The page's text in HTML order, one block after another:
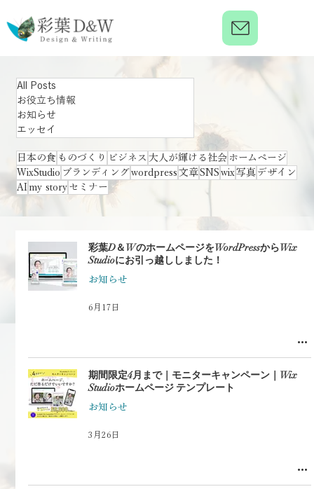
All Posts
お役立ち情報
お知らせ
エッセイ
日本の食 ものづくり ビジネス 大人が輝ける社会 ホームページ
WixStudio ブランディングwordpress 文章SNS wix写真 デザイン
AI
my story セミナー
彩葉D＆WのホームページをWordPressからWix
Studioにお引っ越ししました！
お知らせ
6月17日
期間限定4月まで｜モニターキャンペーン｜Wix
Studioホームページ テンプレート
お知らせ
3月26日